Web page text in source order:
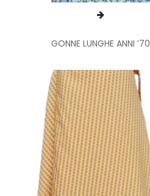
GONNE LUNGHE ANNI ’70